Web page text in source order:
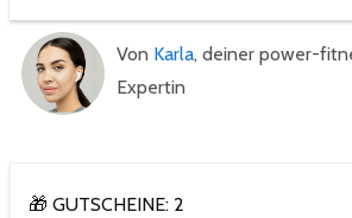
Von Karla, deiner power-
Expertin
🎁 GUTSCHEINE: 2